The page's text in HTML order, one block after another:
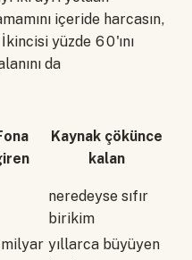
içeride harcasın,
yüzde 60'ını
da
Kaynak çökünce
kalan
neredeyse sıfır
birikim
yıllarca büyüyen